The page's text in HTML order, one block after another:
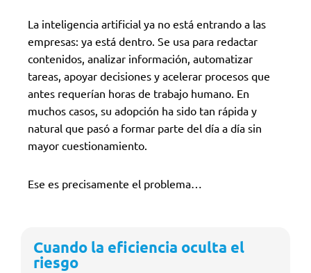
La inteligencia artificial ya no está entrando a las
empresas: ya está dentro. Se usa para redactar
contenidos, analizar información, automatizar
tareas, apoyar decisiones y acelerar procesos que
antes requerían horas de trabajo humano. En
muchos casos, su adopción ha sido tan rápida y
natural que pasó a formar parte del día a día sin
mayor cuestionamiento.
Ese es precisamente el problema…
Cuando la eficiencia oculta el
riesgo